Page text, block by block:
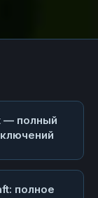
— полный
полное